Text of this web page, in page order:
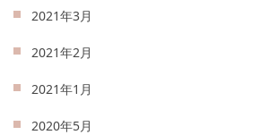
2021年3月
2021年2月
2021年1月
2020年5月